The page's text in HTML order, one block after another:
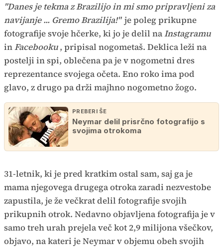
"Danes je tekma z Brazilijo in mi smo pripravljeni za
navijanje ... Gremo Brazilija!" je poleg prikupne
fotografije svoje hčerke, ki jo je delil naInstagramu
inFacebooku, pripisal nogometaš. Deklica leži na
postelji in spi, oblečena pa je v nogometni dres
reprezentance svojega očeta. Eno roko ima pod
glavo, z drugo pa drži majhno nogometno žogo.
PREBERI ŠE
Neymar delil prisrčno fotografijo s
svojima otrokoma
31-letnik, ki je pred kratkim ostal sam, saj ga je
mama njegovega drugega otroka zaradi nezvestobe
zapustila, je že večkrat delil fotografije svojih
prikupnih otrok. Nedavno objavljena fotografija je v
samo treh urah prejela več kot 2,9 milijona všečkov,
objavo, na kateri je Neymar v objemu obeh svojih